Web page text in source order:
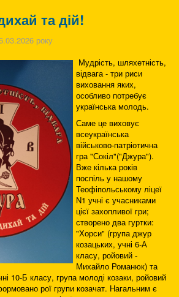
та дій!
року
Мудрість, шляхетність,
відвага - три риси
виховання яких,
особливо потребує
українська молодь.
Саме це виховує
всеукраїнська
військово-патріотична
гра "Сокіл"("Джура").
Вже кілька років
поспіль у нашому
Теофіпольському ліцеї
N1 учні є учасниками
цієї захопливої гри;
створено два гуртки:
"Хорси" (група джур
козацьких, учні 6-А
класу, ройовий -
Михайло Романюк) та
10-Б класу, група молоді козаки, ройовий
рої групи козачат. Нагальним є